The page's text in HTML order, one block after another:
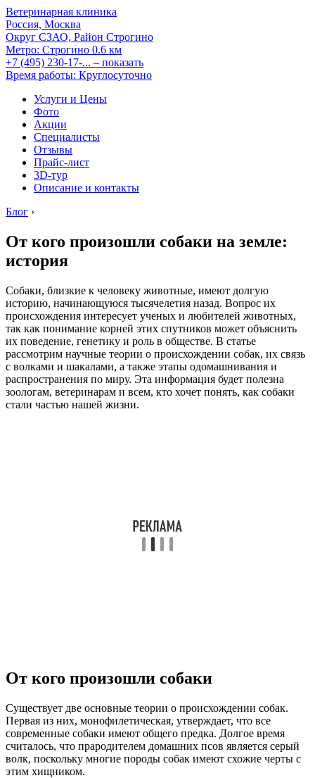
Ветеринарная клиника
Россия, Москва
Округ СЗАО, Район Строгино
Метро: Строгино 0.6 км
+7 (495) 230-17-... – показать
Время работы: Круглосуточно
Услуги и Цены
Фото
Акции
Специалисты
Отзывы
Прайс-лист
3D-тур
Описание и контакты
Блог ›
От кого произошли собаки на земле:
история
Собаки, близкие к человеку животные, имеют долгую
историю, начинающуюся тысячелетия назад. Вопрос их
происхождения интересует ученых и любителей животных,
так как понимание корней этих спутников может объяснить
их поведение, генетику и роль в обществе. В статье
рассмотрим научные теории о происхождении собак, их связь
с волками и шакалами, а также этапы одомашнивания и
распространения по миру. Эта информация будет полезна
зоологам, ветеринарам и всем, кто хочет понять, как собаки
стали частью нашей жизни.
От кого произошли собаки
Существует две основные теории о происхождении собак.
Первая из них, монофилетическая, утверждает, что все
современные собаки имеют общего предка. Долгое время
считалось, что прародителем домашних псов является серый
волк, поскольку многие породы собак имеют схожие черты с
этим хищником.